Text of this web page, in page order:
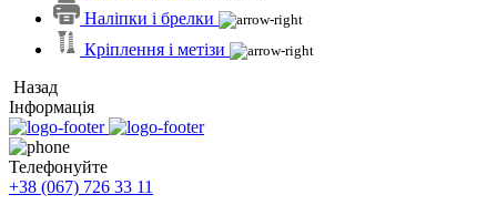
Наліпки і брелки
Кріплення і метізи
Назад
Інформація
Телефонуйте
+38 (067) 726 33 11